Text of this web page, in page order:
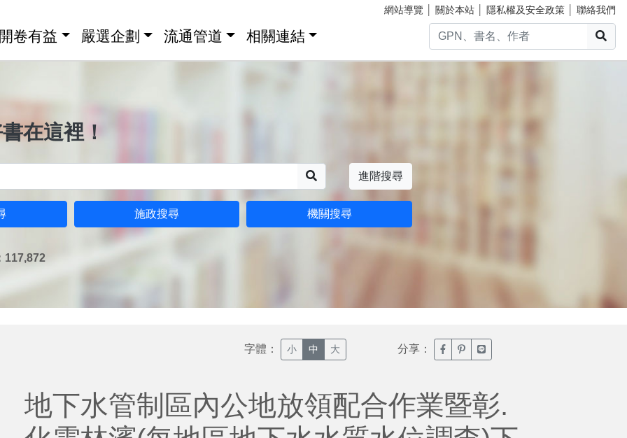
網站導覽 關於本站 隱私權及安全政策 聯絡我們
卷有益 嚴選企劃 流通管道 相關連結
在這裡！
進階搜尋
施政搜尋 機關搜尋
117,872
字體： 小 中 大 分享： 臉書分享(另開新視窗)
噗浪分享(另開新視窗)
Line分享(另開新視窗)
地下水管制區內公地放領配合作業暨彰.